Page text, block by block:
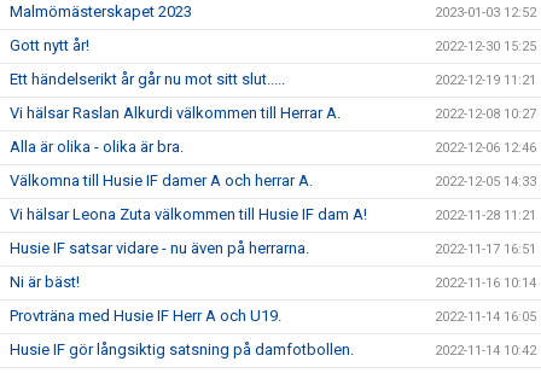
Malmömästerskapet 2023 2023-01-03 12:52
Gott nytt år! 2022-12-30 15:25
Ett händelserikt år går nu mot sitt slut..... 2022-12-19 11:21
Vi hälsar Raslan Alkurdi välkommen till Herrar A. 2022-12-08 10:27
Alla är olika - olika är bra. 2022-12-06 12:46
Välkomna till Husie IF damer A och herrar A. 2022-12-05 14:33
Vi hälsar Leona Zuta välkommen till Husie IF dam A! 2022-11-28 11:21
Husie IF satsar vidare - nu även på herrarna. 2022-11-17 16:51
Ni är bäst! 2022-11-16 10:14
Provträna med Husie IF Herr A och U19. 2022-11-14 16:05
Husie IF gör långsiktig satsning på damfotbollen. 2022-11-14 10:42